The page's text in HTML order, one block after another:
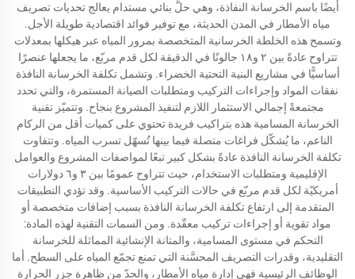
أيضًا باسم الخرسانة النفاذة، وهي حلٌّ بنائي مستدام يعالج تحديات تصريف
مياه الأمطار في المدن الحديثة، مع توفير فوائد اقتصادية طويلة الأجل.
وتسمح هذه الخلطة الخرسانية المتخصصة بمرور المياه عبر هيكلها بمعدلات
تتراوح عادةً بين ٢ و١٨ جالونًا في الدقيقة لكل قدم مربّع، ما يجعلها عنصرًا
أساسيًّا في مشاريع البنية التحتية الخضراء. وتشمل تكلفة الخرسانة النافذة
نفقات المواد وإجراءات التركيب ومتطلبات الصيانة المستمرة، والتي تحدد
مجتمعةً إجمالي الاستثمار اللازم لتنفيذ المشروع بنجاح. وتتميّز تقنية
الخرسانة المسامية هذه بتراكيب فريدة تحتوي على كميات أقل من الركام
الناعم، ما يُشكّل فراغات متصلة فيما بينها تُسهّل تسرب المياه. وتتفاوت
تكلفة الخرسانة النافذة عادةً بشكل كبير تبعًا لمواصفات المشروع والعوامل
الإقليمية ومتطلبات الاستخدام، حيث تتراوح عمومًا بين ٣ و٦ دولارات
أمريكيّة لكل قدم مربّع في حالات التركيب الأساسية. وقد تؤدي التطبيقات
المتقدمة إلى ارتفاع تكلفة الخرسانة النافذة بسبب إضافات متخصصة أو
مواد تقوية أو إجراءات تركيب معقّدة. ومن السمات التقنية لهذه المادة:
التحكم في مستوى المسامية، والمتانة الإنشائية المماثلة للخرسانة
التقليدية، وقدرات التصريف المحسَّنة التي تمنع تجمّع المياه على السطح. أما
الوظائف الرئيسية فهي إدارة مياه الأمطار، والحدّ من ظاهرة جزر الحرارة